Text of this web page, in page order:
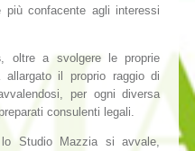
più confacente agli interessi
, oltre a svolgere le proprie
il proprio raggio di
per ogni diversa
consulenti legali.
Studio Mazzia si avvale,